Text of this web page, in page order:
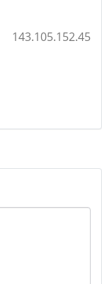
143.105.152.45